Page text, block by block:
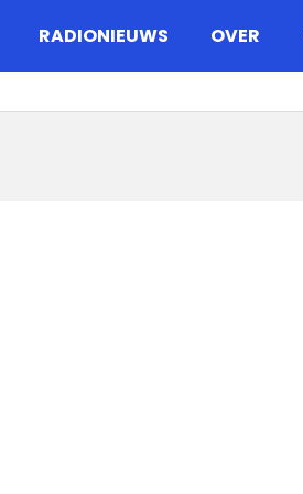
RADIONIEUWS OVER